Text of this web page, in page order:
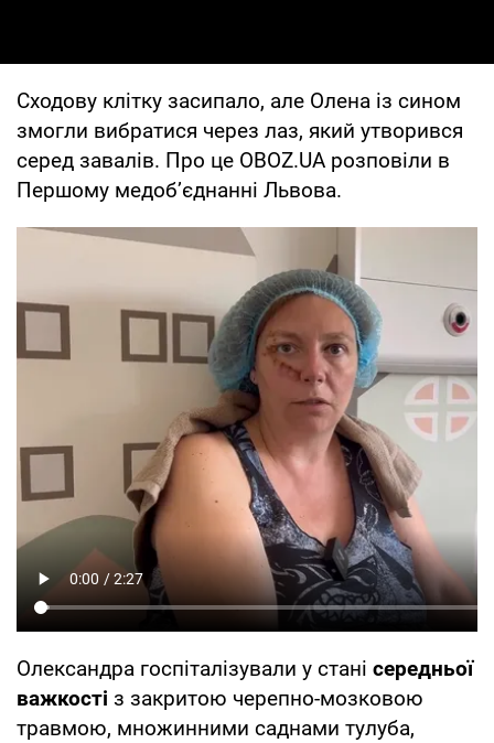
Сходову клітку засипало, але Олена із сином
змогли вибратися через лаз, який утворився
серед завалів. Про це OBOZ.UA розповіли в
Першому медобʼєднанні Львова.
Олександра госпіталізували у стані середньої
важкості з закритою черепно-мозковою
травмою, множинними саднами тулуба,